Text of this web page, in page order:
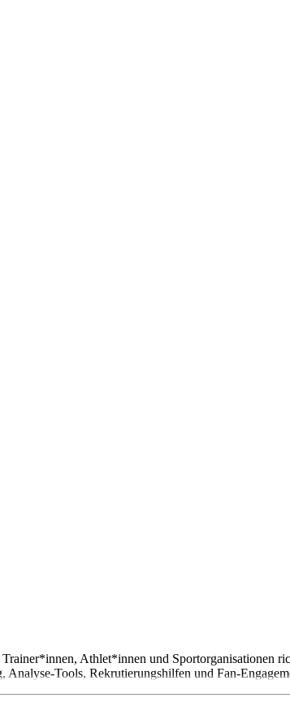
Athlet*innen und Sportorganisationen
Tools, Rekrutierungshilfen und Fan-